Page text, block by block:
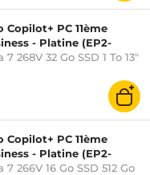
PC 11ème
- Platine (EP2-
268V 32 Go SSD 1 To 13"
Fi 7/Bluetooth Webcam
PC 11ème
- Platine (EP2-
266V 16 Go SSD 512 Go